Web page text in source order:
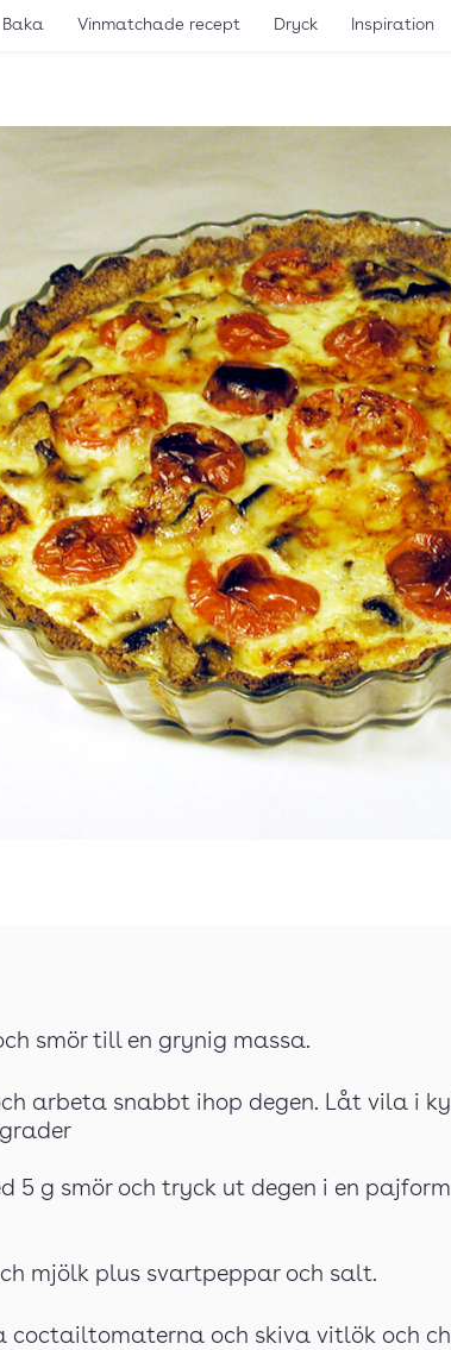
Baka Vinmatchade recept Dryck Inspiration
smör till en grynig massa.
arbeta snabbt ihop degen. Låt vila i
5 g smör och tryck ut degen i en
mjölk plus svartpeppar och salt.
coctailtomaterna och skiva vitlök och